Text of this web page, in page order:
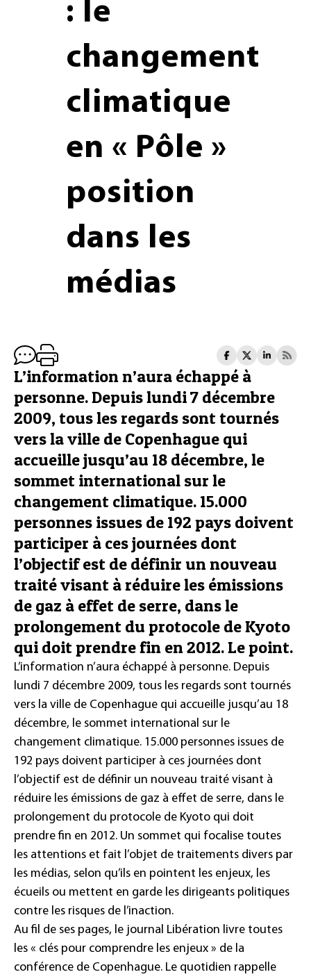
: le
changement
climatique
en « Pôle »
position
dans les
médias
L’information n’aura échappé à
personne. Depuis lundi 7 décembre
2009, tous les regards sont tournés
vers la ville de Copenhague qui
accueille jusqu’au 18 décembre, le
sommet international sur le
changement climatique. 15.000
personnes issues de 192 pays doivent
participer à ces journées dont
l’objectif est de définir un nouveau
traité visant à réduire les émissions
de gaz à effet de serre, dans le
prolongement du protocole de Kyoto
qui doit prendre fin en 2012. Le point.
L’information n’aura échappé à personne. Depuis
lundi 7 décembre 2009, tous les regards sont tournés
vers la ville de Copenhague qui accueille jusqu’au 18
décembre, le sommet international sur le
changement climatique. 15.000 personnes issues de
192 pays doivent participer à ces journées dont
l’objectif est de définir un nouveau traité visant à
réduire les émissions de gaz à effet de serre, dans le
prolongement du protocole de Kyoto qui doit
prendre fin en 2012. Un sommet qui focalise toutes
les attentions et fait l’objet de traitements divers par
les médias, selon qu’ils en pointent les enjeux, les
écueils ou mettent en garde les dirigeants politiques
contre les risques de l’inaction.
Au fil de ses pages, le journal Libération livre toutes
les « clés pour comprendre les enjeux » de la
conférence de Copenhague. Le quotidien rappelle